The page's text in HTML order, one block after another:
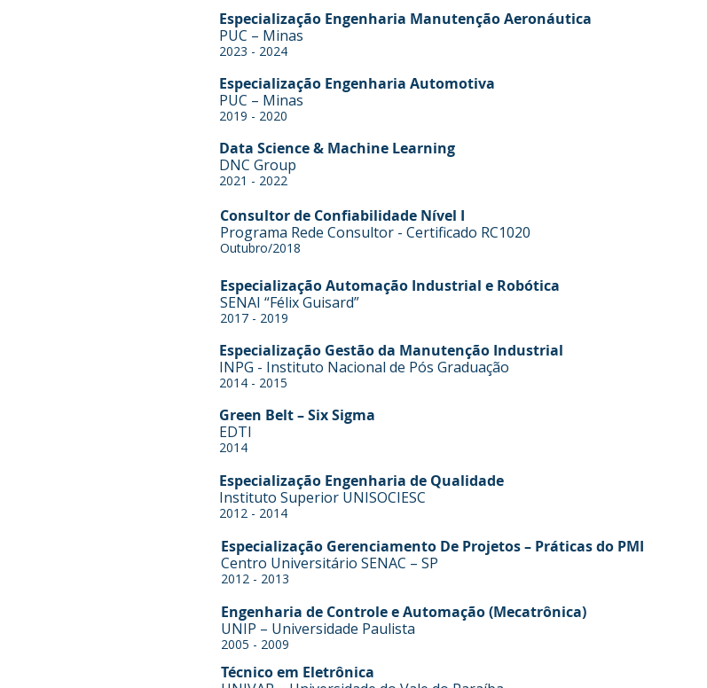
Especialização Engenharia Manutenção Aeronáutica
PUC – Minas
2023 - 2024
Especialização Engenharia Automotiva
PUC – Minas
2019 - 2020
Data Science & Machine Learning
DNC Group
2021 - 2022
Consultor de Confiabilidade Nível I
Programa Rede Consultor - Certificado RC1020
Outubro/2018
Especialização Automação Industrial e Robótica
SENAI “Félix Guisard”
2017 - 2019
Especialização Gestão da Manutenção Industrial
INPG - Instituto Nacional de Pós Graduação
2014 - 2015
Green Belt – Six Sigma
EDTI
2014
Especialização Engenharia de Qualidade
Instituto Superior UNISOCIESC
2012 - 2014
Especialização Gerenciamento De Projetos – Práticas do PMI
Centro Universitário SENAC – SP
2012 - 2013
Engenharia de Controle e Automação (Mecatrônica)
UNIP – Universidade Paulista
2005 - 2009
Técnico em Eletrônica